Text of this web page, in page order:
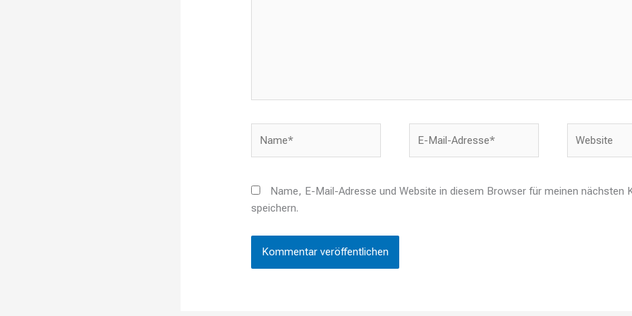
Mail-
Name, E-Mail-Adresse und Website in diesem Browser für meinen nächsten
speichern.